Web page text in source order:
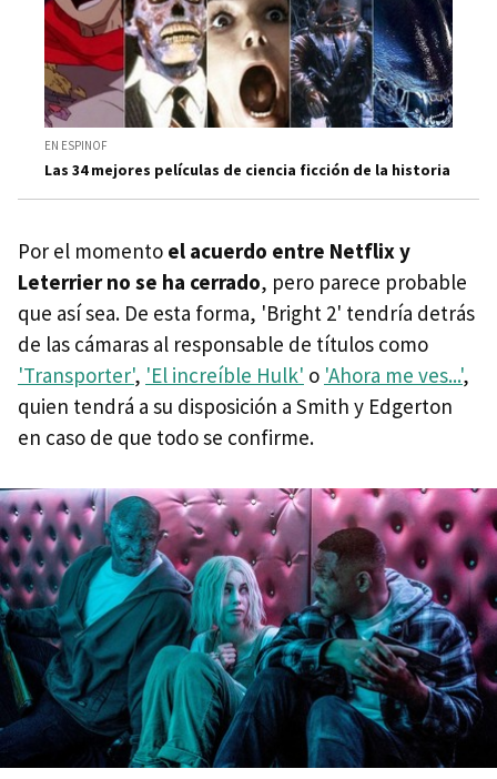
EN ESPINOF
Las 34 mejores películas de ciencia ficción de la historia
Por el momento el acuerdo entre Netflix y
Leterrier no se ha cerrado, pero parece probable
que así sea. De esta forma, 'Bright 2' tendría detrás
de las cámaras al responsable de títulos como
'Transporter', 'El increíble Hulk' o 'Ahora me ves...',
quien tendrá a su disposición a Smith y Edgerton
en caso de que todo se confirme.